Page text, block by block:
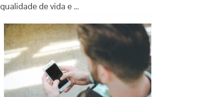
qualidade de vida e …